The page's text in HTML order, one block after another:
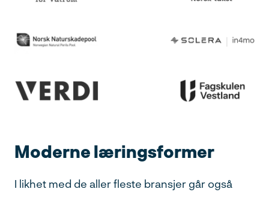
Moderne læringsformer
I likhet med de aller fleste bransjer går også